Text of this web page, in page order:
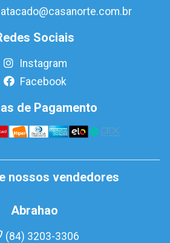
Sociais
Instagram
Facebook
de Pagamento
nossos vendedores
Abrahao
(84) 3203-3306